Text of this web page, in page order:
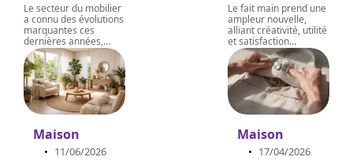
Le secteur du mobilier
a connu des évolutions
marquantes ces
dernières années,…
Maison
11/06/2026
Le fait main prend une
ampleur nouvelle,
alliant créativité, utilité
et satisfaction…
Maison
17/04/2026